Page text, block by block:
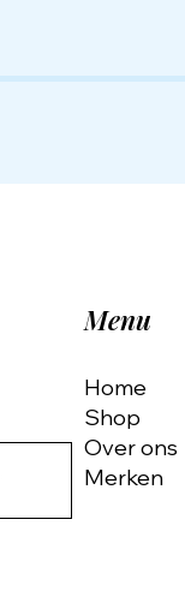
Menu
Home
Shop
Over ons
Merken